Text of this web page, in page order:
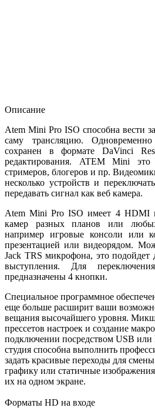
Описание
Atem Mini Pro ISO способна вести
саму трансляцию.
сохранен в формате DaVinci
редактирования. ATEM Mini
стримеров, блогеров и пр.
несколько устройств и
передавать сигнал как веб камера.
Atem Mini Pro ISO имеет 4 HDMI
камер разных планов или
например игровые консоли или
презентацией или видеорядом.
Jack TRS микрофона, это подойдет
выступления. Для
предназначены 4 кнопки.
Специальное программное
еще больше расширит ваши
вещания высочайшего уровня.
прессетов настроек и создание
подключении посредством USB или
студия способна выполнить
задать красивые переходы для
графику или статичные
их на одном экране.
Форматы HD на входе